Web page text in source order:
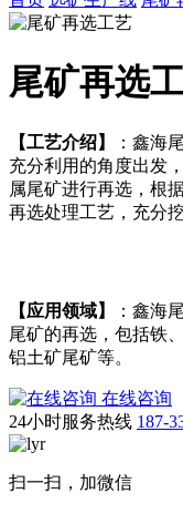
尾矿再选
【工艺介绍】
：鑫海
充分利用的角度出发
属尾矿进行再选，根
再选处理工艺，充分
【应用领域】
：鑫海
尾矿的再选，包括铁
铝土矿尾矿等。
在线咨询
24小时服务热线 187-
扫一扫，加微信